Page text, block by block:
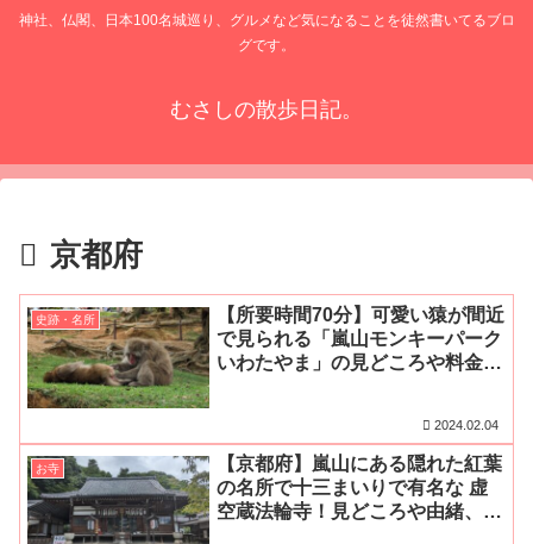
神社、仏閣、日本100名城巡り、グルメなど気になることを徒然書いてるブロ
グです。
むさしの散歩日記。
京都府
史跡・名所
【所要時間70分】可愛い猿が間近
で見られる「嵐山モンキーパーク
いわたやま」の見どころや料金、
2024.02.04
お寺
【京都府】嵐山にある隠れた紅葉
の名所で十三まいりで有名な 虚
空蔵法輪寺！見どころや由緒、ア